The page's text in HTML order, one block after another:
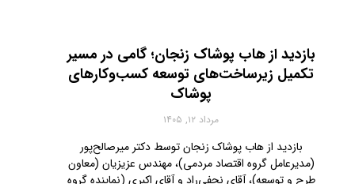
بازدید از هاب پوشاک زنجان؛ گامی در مسیر
تکمیل زیرساخت‌های توسعه کسب‌وکارهای
پوشاک
مرداد ۱۲, ۱۴۰۵
بازدید از هاب پوشاک زنجان توسط دکتر میرصالح‌پور
(مدیرعامل گروه اقتصاد مردمی)، مهندس عزیزیان (معاون
طرح و توسعه)، آقای نجفی‌راد و آقای اکبری (نماینده گروه